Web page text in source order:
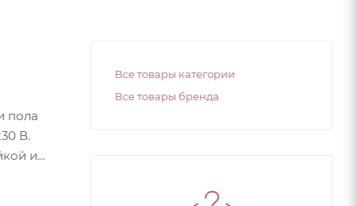
пола
В.
и
Все товары категории
Все товары бренда